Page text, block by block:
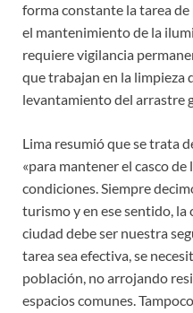
forma constante la tarea
el mantenimiento de la
requiere vigilancia
que trabajan en la limpieza
levantamiento del arrastre
Lima resumió que se trata
«para mantener el casco
condiciones. Siempre
turismo y en ese sentido, la
ciudad debe ser nuestra
tarea sea efectiva, se
población, no arrojando
espacios comunes.